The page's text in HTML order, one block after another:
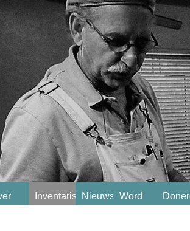
Inventaris Nieuws Word